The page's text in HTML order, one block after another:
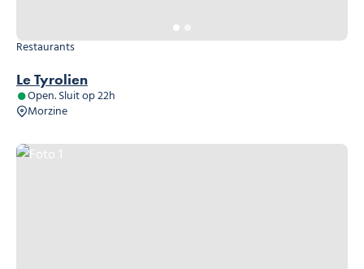
Le Tyrolien
Restaurants
Open. Sluit op 22h
Morzine
Foto 1